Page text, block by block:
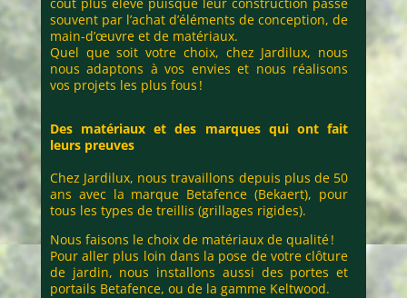
souvent par l’achat d’éléments de conception, de
main-d’œuvre et de matériaux.
Quel que soit votre choix, chez Jardilux, nous
nous adaptons à vos envies et nous réalisons
vos projets les plus fous !
Des matériaux et des marques qui ont fait
leurs preuves
Chez Jardilux, nous travaillons depuis plus de 50
ans avec la marque Betafence (Bekaert), pour
tous les types de treillis (grillages rigides).
Nous faisons le choix de matériaux de qualité !
Pour aller plus loin dans la pose de votre clôture
de jardin, nous installons aussi des portes et
portails Betafence, ou de la gamme Keltwood.